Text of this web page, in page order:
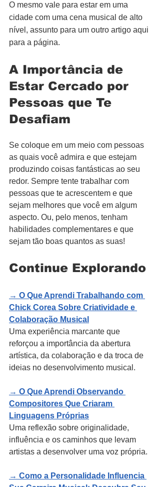
O mesmo vale para estar em uma
cidade com uma cena musical de alto
nível, assunto para um outro artigo aqui
para a página.
A Importância de
Estar Cercado por
Pessoas que Te
Desafiam
Se coloque em um meio com pessoas
as quais você admira e que estejam
produzindo coisas fantásticas ao seu
redor. Sempre tente trabalhar com
pessoas que te acrescentem e que
sejam melhores que você em algum
aspecto. Ou, pelo menos, tenham
habilidades complementares e que
sejam tão boas quantos as suas!
Continue Explorando
→ O Que Aprendi Trabalhando com
Chick Corea Sobre Criatividade e
Colaboração Musical
Uma experiência marcante que
reforçou a importância da abertura
artística, da colaboração e da troca de
ideias no desenvolvimento musical.
→ O Que Aprendi Observando
Compositores Que Criaram
Linguagens Próprias
Uma reflexão sobre originalidade,
influência e os caminhos que levam
artistas a desenvolver uma voz própria.
→ Como a Personalidade Influencia